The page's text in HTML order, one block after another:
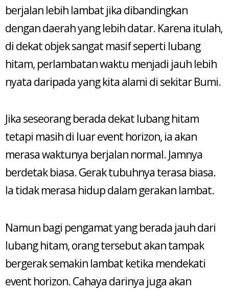
berjalan lebih lambat jika dibandingkan
dengan daerah yang lebih datar. Karena itulah,
di dekat objek sangat masif seperti lubang
hitam, perlambatan waktu menjadi jauh lebih
nyata daripada yang kita alami di sekitar Bumi.
Jika seseorang berada dekat lubang hitam
tetapi masih di luar event horizon, ia akan
merasa waktunya berjalan normal. Jamnya
berdetak biasa. Gerak tubuhnya terasa biasa.
Ia tidak merasa hidup dalam gerakan lambat.
Namun bagi pengamat yang berada jauh dari
lubang hitam, orang tersebut akan tampak
bergerak semakin lambat ketika mendekati
event horizon. Cahaya darinya juga akan